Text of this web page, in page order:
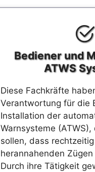
Bediener und
ATWS
Diese Fachkräfte
Verantwortung für die
Installation der
Warnsysteme
sollen, dass
herannahenden
Durch ihre Tätigkeit